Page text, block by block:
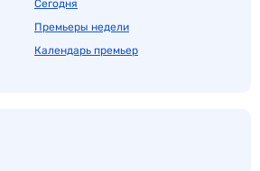
Сегодня
Премьеры недели
Календарь премьер